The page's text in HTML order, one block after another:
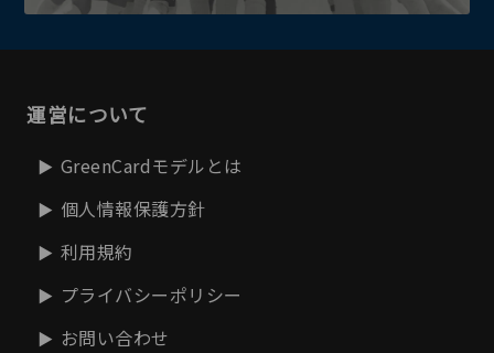
運営について
GreenCardモデルとは
個人情報保護方針
利用規約
プライバシーポリシー
お問い合わせ